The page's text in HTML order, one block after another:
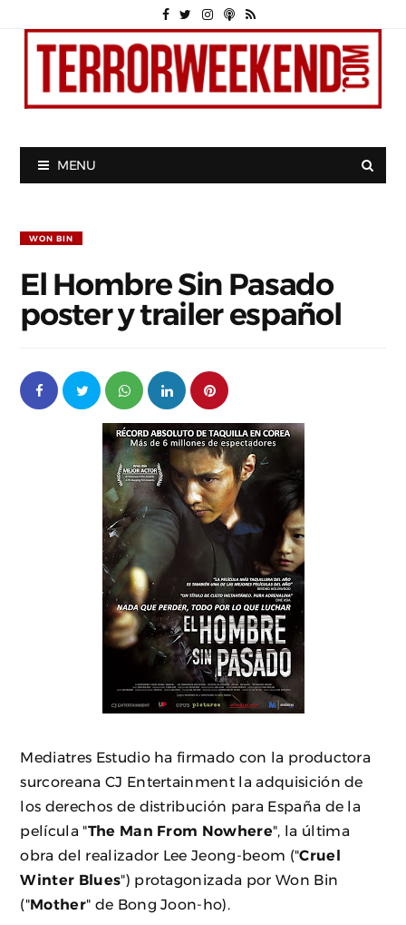
MENU
WON BIN
El Hombre Sin Pasado
poster y trailer español
Mediatres Estudio ha firmado con la productora
surcoreana CJ Entertainment la adquisición de
los derechos de distribución para España de la
película "The Man From Nowhere", la última
obra del realizador Lee Jeong-beom ("Cruel
Winter Blues") protagonizada por Won Bin
("Mother" de Bong Joon-ho).